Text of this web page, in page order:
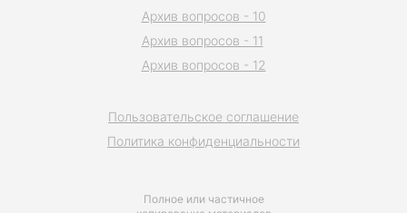
Полное или частичное
Пользовательское соглашение
Политика конфиденциальности
Архив вопросов - 10
Архив вопросов - 11
Архив вопросов - 12